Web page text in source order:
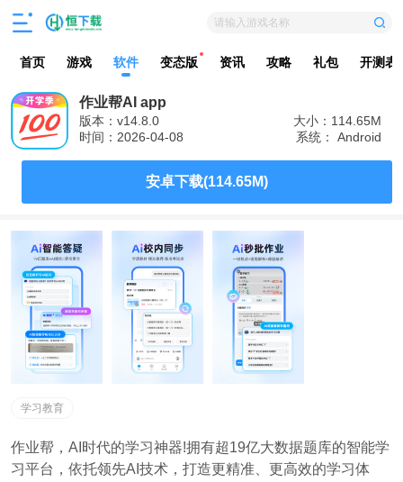
请输入游戏名称
首页 游戏 软件 变态版 资讯 攻略 礼包 开测表
作业帮AI app
版本：v14.8.0
大小：114.65M
时间：2026-04-08
系统： Android
安卓下载(114.65M)
学习教育
作业帮，AI时代的学习神器!拥有超19亿大数据题库的智能学
习平台，依托领先AI技术，打造更精准、更高效的学习体